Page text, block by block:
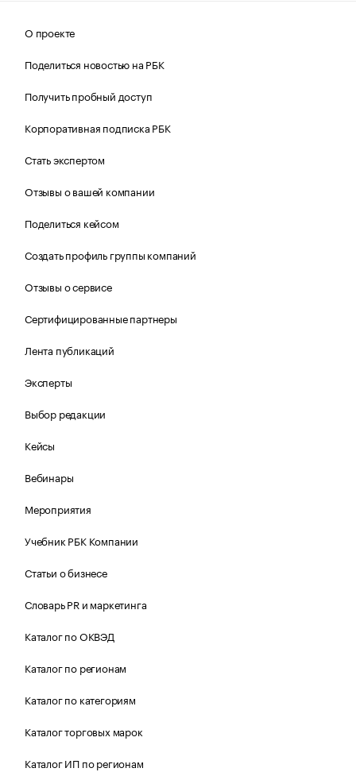
О проекте
Поделиться новостью на РБК
Получить пробный доступ
Корпоративная подписка РБК
Стать экспертом
Отзывы о вашей компании
Поделиться кейсом
Создать профиль группы компаний
Отзывы о сервисе
Сертифицированные партнеры
Лента публикаций
Эксперты
Выбор редакции
Кейсы
Вебинары
Мероприятия
Учебник РБК Компании
Статьи о бизнесе
Словарь PR и маркетинга
Каталог по ОКВЭД
Каталог по регионам
Каталог по категориям
Каталог торговых марок
Каталог ИП по регионам